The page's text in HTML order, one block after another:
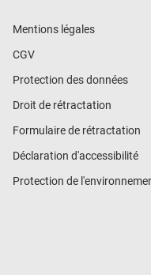
Mentions légales
CGV
Protection des données
Droit de rétractation
Formulaire de rétractation
Déclaration d'accessibilité
Protection de